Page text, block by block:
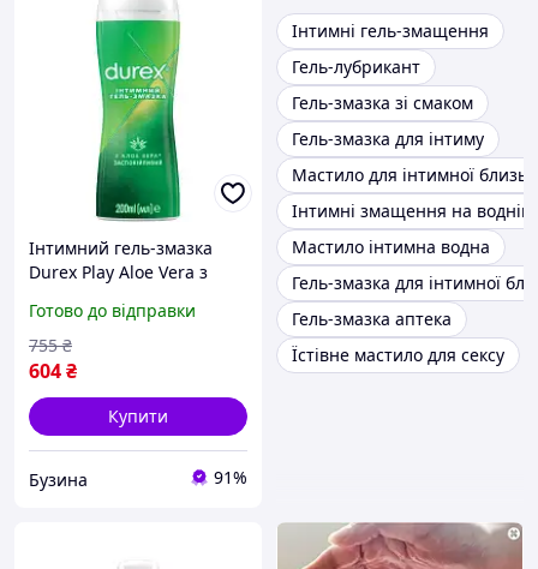
Інтимний гель-змазка
Durex Play Aloe Vera з
мл 4820108005310 pelican
Готово до відправки
604₴
755 ₴
Купити
Бузина 91%
Інтимні гель-змащення
Гель-лубрикант
Гель-змазка зі смаком
Гель-змазка для інтиму
Мастило для інтимної
Інтимні змащення на водній
Мастило інтимна водна
Гель-змазка для інтимної
Гель-змазка аптека
Їстівне мастило для сексу